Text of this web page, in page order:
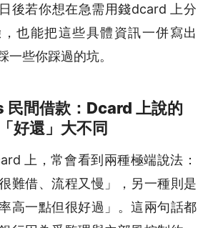
後若你想在急需用錢dcard 上分
也能把這些具體資訊一併寫出
一些你踩過的坑。
民間借款：Dcard 上說的
好還」大不同
上，常會看到兩種極端說法：
難借、流程又慢」，另一種則是
高一點但很好過」。這兩句話都